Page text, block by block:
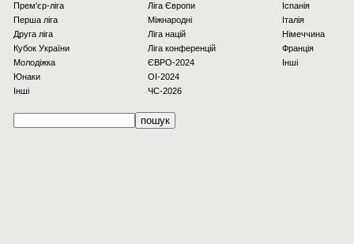
Прем'єр-ліга
Перша ліга
Друга ліга
Кубок України
Молодіжка
Юнаки
Інші
Ліга Європи
Міжнародні
Ліга націй
Ліга конференцій
ЄВРО-2024
OI-2024
ЧС-2026
Іспанія
Італія
Німеччина
Франція
Інші